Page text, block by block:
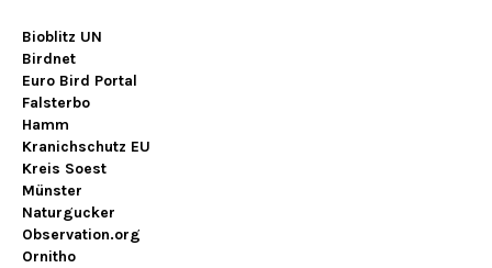
Bioblitz UN
Birdnet
Euro Bird Portal
Falsterbo
Hamm
Kranichschutz EU
Kreis Soest
Münster
Naturgucker
Observation.org
Ornitho